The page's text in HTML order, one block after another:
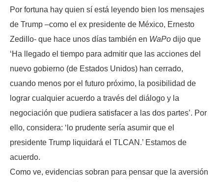
Por fortuna hay quien sí está leyendo bien los mensajes
de Trump –como el ex presidente de México, Ernesto
Zedillo- que hace unos días también en WaPo dijo que
‘Ha llegado el tiempo para admitir que las acciones del
nuevo gobierno (de Estados Unidos) han cerrado,
cuando menos por el futuro próximo, la posibilidad de
lograr cualquier acuerdo a través del diálogo y la
negociación que pudiera satisfacer a las dos partes’. Por
ello, considera: ‘lo prudente sería asumir que el
presidente Trump liquidará el TLCAN.’ Estamos de
acuerdo.
Como ve, evidencias sobran para pensar que la aversión